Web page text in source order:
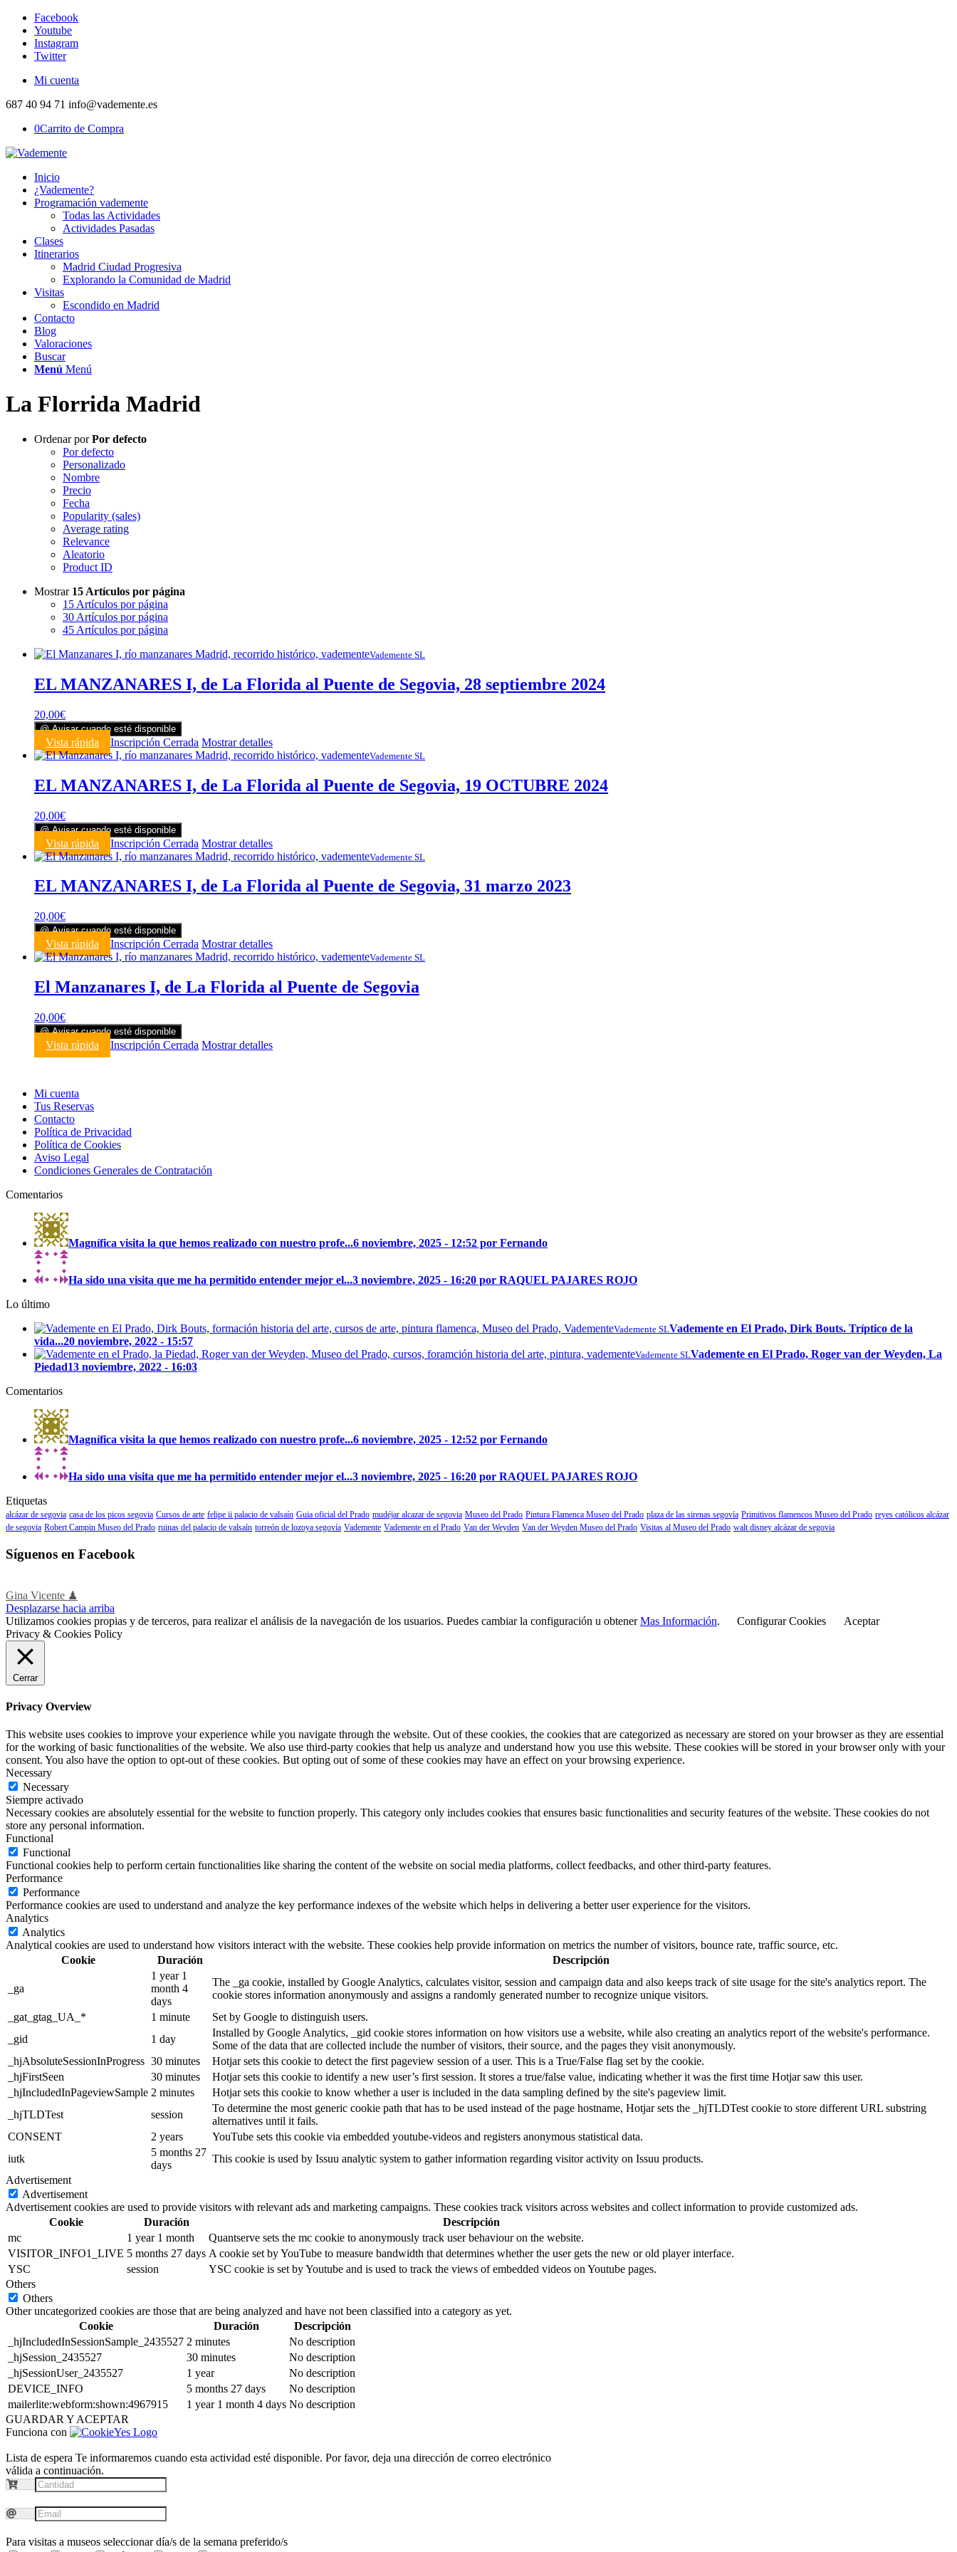
Facebook
Youtube
Instagram
Twitter
Mi cuenta
687 40 94 71 info@vademente.es
0Carrito de Compra
Inicio
¿Vademente?
Programación vademente
Todas las Actividades
Actividades Pasadas
Clases
Itinerarios
Madrid Ciudad Progresiva
Explorando la Comunidad de Madrid
Visitas
Escondido en Madrid
Contacto
Blog
Valoraciones
Buscar
Menú Menú
La Florrida Madrid
Ordenar porPor defecto
Por defecto
Personalizado
Nombre
Precio
Fecha
Popularity (sales)
Average rating
Relevance
Aleatorio
Product ID
Mostrar 15 Artículos por página
15 Artículos por página
30 Artículos por página
45 Artículos por página
Vademente SL
EL MANZANARES I, de La Florida al Puente de Segovia, 28 septiembre 2024
20,00€
@ Avisar cuando esté disponible
Vista rápida Inscripción Cerrada Mostrar detalles
Vademente SL
EL MANZANARES I, de La Florida al Puente de Segovia, 19 OCTUBRE 2024
20,00€
@ Avisar cuando esté disponible
Vista rápida Inscripción Cerrada Mostrar detalles
Vademente SL
EL MANZANARES I, de La Florida al Puente de Segovia, 31 marzo 2023
20,00€
@ Avisar cuando esté disponible
Vista rápida Inscripción Cerrada Mostrar detalles
Vademente SL
El Manzanares I, de La Florida al Puente de Segovia
20,00€
@ Avisar cuando esté disponible
Vista rápida Inscripción Cerrada Mostrar detalles
Mi cuenta
Tus Reservas
Contacto
Política de Privacidad
Política de Cookies
Aviso Legal
Condiciones Generales de Contratación
Comentarios
Magnífica visita la que hemos realizado con nuestro profe...6 noviembre, 2025 - 12:52 por Fernando
Ha sido una visita que me ha permitido entender mejor el...3 noviembre, 2025 - 16:20 por RAQUEL PAJARES ROJO
Lo último
Vademente SLVademente en El Prado, Dirk Bouts. Tríptico de la
vida...20 noviembre, 2022 - 15:57
Vademente SLVademente en El Prado, Roger van der Weyden, La
Piedad13 noviembre, 2022 - 16:03
Comentarios
Magnífica visita la que hemos realizado con nuestro profe...6 noviembre, 2025 - 12:52 por Fernando
Ha sido una visita que me ha permitido entender mejor el...3 noviembre, 2025 - 16:20 por RAQUEL PAJARES ROJO
Etiquetas
alcázar de segovia casa de los picos segovia Cursos de arte felipe ii palacio de valsaín Guia oficial del Prado mudéjar alcazar de segovia Museo del Prado Pintura Flamenca Museo del Prado plaza de las sirenas segovía Primitivos flamencos Museo del Prado reyes católicos alcázar
de segovia Robert Campin Museo del Prado ruinas del palacio de valsaín torreón de lozoya segovía Vademente Vademente en el Prado Van der Weyden Van der Weyden Museo del Prado Visitas al Museo del Prado walt disney alcázar de segovia
Síguenos en Facebook
Gina Vicente ♟
Desplazarse hacia arriba
Utilizamos cookies propias y de terceros, para realizar el análisis de la navegación de los usuarios. Puedes cambiar la configuración u obtenerMas Información. Configurar Cookies
Aceptar
Privacy & Cookies Policy
Cerrar
Privacy Overview
This website uses cookies to improve your experience while you navigate through the website. Out of these cookies, the cookies that are categorized as necessary are stored on your browser as they are essential
for the working of basic functionalities of the website. We also use third-party cookies that help us analyze and understand how you use this website. These cookies will be stored in your browser only with your
consent. You also have the option to opt-out of these cookies. But opting out of some of these cookies may have an effect on your browsing experience.
Necessary
Necessary
Siempre activado
Necessary cookies are absolutely essential for the website to function properly. This category only includes cookies that ensures basic functionalities and security features of the website. These cookies do not
store any personal information.
Functional
Functional
Functional cookies help to perform certain functionalities like sharing the content of the website on social media platforms, collect feedbacks, and other third-party features.
Performance
Performance
Performance cookies are used to understand and analyze the key performance indexes of the website which helps in delivering a better user experience for the visitors.
Analytics
Analytics
Analytical cookies are used to understand how visitors interact with the website. These cookies help provide information on metrics the number of visitors, bounce rate, traffic source, etc.
Cookie
Duración Descripción
_ga
1 year 1
month 4
days
The _ga cookie, installed by Google Analytics, calculates visitor, session and campaign data and also keeps track of site usage for the site's analytics report. The
cookie stores information anonymously and assigns a randomly generated number to recognize unique visitors.
_gat_gtag_UA_*
1 minute
Set by Google to distinguish users.
_gid
1 day
Installed by Google Analytics, _gid cookie stores information on how visitors use a website, while also creating an analytics report of the website's performance.
Some of the data that are collected include the number of visitors, their source, and the pages they visit anonymously.
_hjAbsoluteSessionInProgress 30 minutes
Hotjar sets this cookie to detect the first pageview session of a user. This is a True/False flag set by the cookie.
_hjFirstSeen
30 minutes
Hotjar sets this cookie to identify a new user’s first session. It stores a true/false value, indicating whether it was the first time Hotjar saw this user.
_hjIncludedInPageviewSample 2 minutes
Hotjar sets this cookie to know whether a user is included in the data sampling defined by the site's pageview limit.
_hjTLDTest
session
To determine the most generic cookie path that has to be used instead of the page hostname, Hotjar sets the _hjTLDTest cookie to store different URL substring
alternatives until it fails.
CONSENT
2 years
YouTube sets this cookie via embedded youtube-videos and registers anonymous statistical data.
iutk
5 months 27
days
This cookie is used by Issuu analytic system to gather information regarding visitor activity on Issuu products.
Advertisement
Advertisement
Advertisement cookies are used to provide visitors with relevant ads and marketing campaigns. These cookies track visitors across websites and collect information to provide customized ads.
Cookie
Duración
Descripción
mc
1 year 1 month
Quantserve sets the mc cookie to anonymously track user behaviour on the website.
VISITOR_INFO1_LIVE 5 months 27 days A cookie set by YouTube to measure bandwidth that determines whether the user gets the new or old player interface.
YSC
session
YSC cookie is set by Youtube and is used to track the views of embedded videos on Youtube pages.
Others
Others
Other uncategorized cookies are those that are being analyzed and have not been classified into a category as yet.
Cookie
Duración
Descripción
_hjIncludedInSessionSample_2435527 2 minutes
No description
_hjSession_2435527
30 minutes
No description
_hjSessionUser_2435527
1 year
No description
DEVICE_INFO
5 months 27 days
No description
mailerlite:webform:shown:4967915
1 year 1 month 4 days No description
GUARDAR Y ACEPTAR
Funciona con
Lista de espera Te informaremos cuando esta actividad esté disponible. Por favor, deja una dirección de correo electrónico
válida a continuación.
Para visitas a museos seleccionar día/s de la semana preferido/s